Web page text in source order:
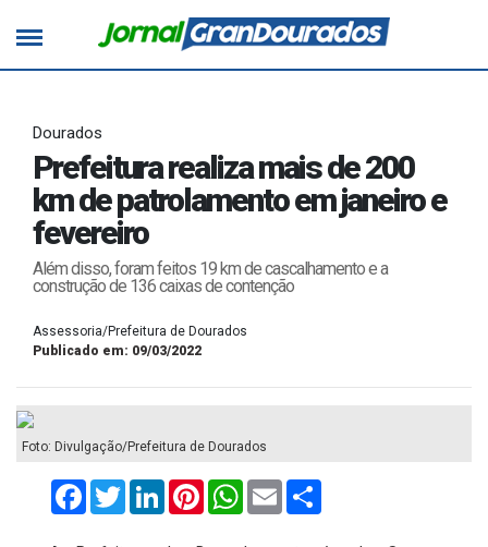
Dourados
Prefeitura realiza mais de 200
km de patrolamento em janeiro e
fevereiro
Além disso, foram feitos 19 km de cascalhamento e a
construção de 136 caixas de contenção
Assessoria/Prefeitura de Dourados
Publicado em: 09/03/2022
Foto: Divulgação/Prefeitura de Dourados
FacebookTwitterLinkedInPinterestWhatsApp
Email